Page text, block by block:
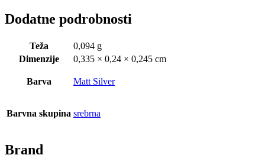
Dodatne podrobnosti
Teža
0,094 g
Dimenzije
0,335 × 0,24 × 0,245 cm
Barva Matt Silver
Barvna skupina srebrna
Brand